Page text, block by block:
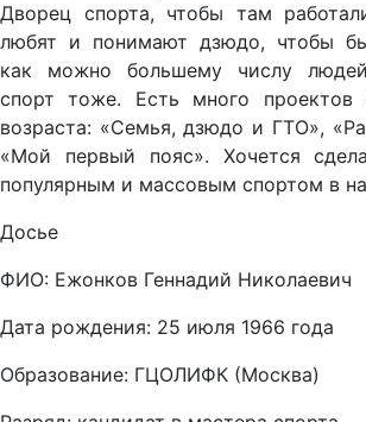
Дворец спорта, чтобы там
любят и понимают дзюдо, чтобы
как можно большему числу
спорт тоже. Есть много
возраста: «Семья, дзюдо и ГТО»,
«Мой первый пояс». Хочется
популярным и массовым спортом в
Досье
ФИО: Ежонков Геннадий Николаевич
Дата рождения: 25 июля 1966 года
Образование: ГЦОЛИФК (Москва)